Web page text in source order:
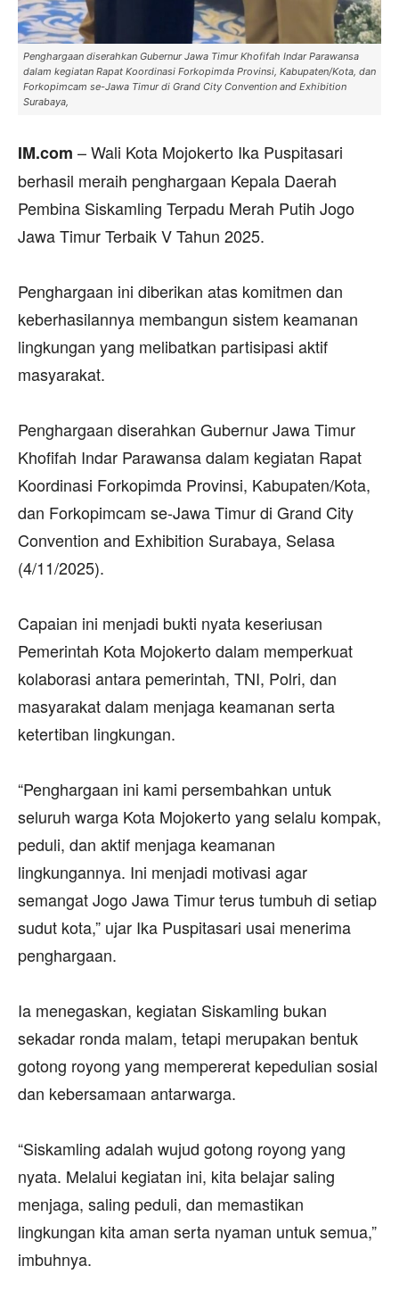
Penghargaan diserahkan Gubernur Jawa Timur Khofifah Indar Parawansa
dalam kegiatan Rapat Koordinasi Forkopimda Provinsi, Kabupaten/Kota, dan
Forkopimcam se-Jawa Timur di Grand City Convention and Exhibition
Surabaya,
‎IM.com – Wali Kota Mojokerto Ika Puspitasari
berhasil meraih penghargaan Kepala Daerah
Pembina Siskamling Terpadu Merah Putih Jogo
Jawa Timur Terbaik V Tahun 2025.
‎Penghargaan ini diberikan atas komitmen dan
keberhasilannya membangun sistem keamanan
lingkungan yang melibatkan partisipasi aktif
masyarakat.
‎Penghargaan diserahkan Gubernur Jawa Timur
Khofifah Indar Parawansa dalam kegiatan Rapat
Koordinasi Forkopimda Provinsi, Kabupaten/Kota,
dan Forkopimcam se-Jawa Timur di Grand City
Convention and Exhibition Surabaya, Selasa
(4/11/2025).
‎Capaian ini menjadi bukti nyata keseriusan
Pemerintah Kota Mojokerto dalam memperkuat
kolaborasi antara pemerintah, TNI, Polri, dan
masyarakat dalam menjaga keamanan serta
ketertiban lingkungan.
‎“Penghargaan ini kami persembahkan untuk
seluruh warga Kota Mojokerto yang selalu kompak,
peduli, dan aktif menjaga keamanan
lingkungannya. Ini menjadi motivasi agar
semangat Jogo Jawa Timur terus tumbuh di setiap
sudut kota,” ujar Ika Puspitasari usai menerima
penghargaan.
‎Ia menegaskan, kegiatan Siskamling bukan
sekadar ronda malam, tetapi merupakan bentuk
gotong royong yang mempererat kepedulian sosial
dan kebersamaan antarwarga.
‎“Siskamling adalah wujud gotong royong yang
nyata. Melalui kegiatan ini, kita belajar saling
menjaga, saling peduli, dan memastikan
lingkungan kita aman serta nyaman untuk semua,”
imbuhnya.